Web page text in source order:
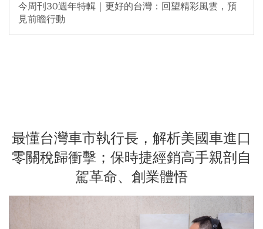
今周刊30週年特輯｜更好的台灣：回望精彩風雲，預
見前瞻行動
最懂台灣車市執行長，解析美國車進口
零關稅歸衝擊；保時捷經銷高手親剖自
駕革命、創業體悟